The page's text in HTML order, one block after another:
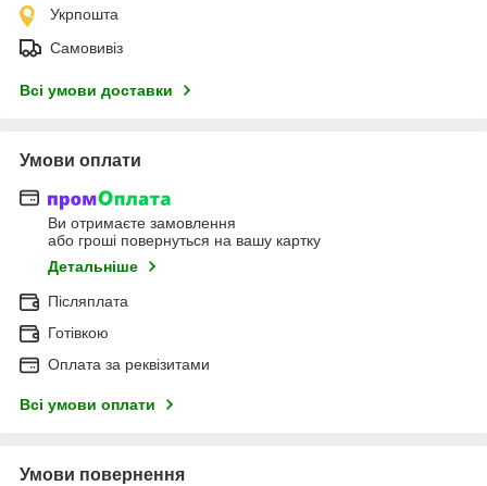
Укрпошта
Самовивіз
Всі умови доставки
Умови оплати
Ви отримаєте замовлення
або гроші повернуться на вашу картку
Детальніше
Післяплата
Готівкою
Оплата за реквізитами
Всі умови оплати
Умови повернення